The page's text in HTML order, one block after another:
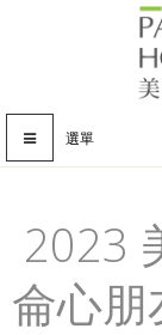
選單
2023
侖心朋